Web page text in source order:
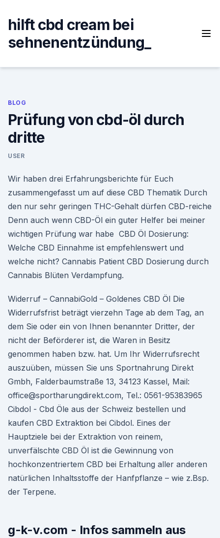
content
hilft cbd cream bei
sehnenentzündung_
BLOG
Prüfung von cbd-öl durch
dritte
USER
Wir haben drei Erfahrungsberichte für Euch
zusammengefasst um auf diese CBD Thematik Durch
den nur sehr geringen THC-Gehalt dürfen CBD-reiche
Denn auch wenn CBD-Öl ein guter Helfer bei meiner
wichtigen Prüfung war habe CBD Öl Dosierung:
Welche CBD Einnahme ist empfehlenswert und
welche nicht? Cannabis Patient CBD Dosierung durch
Cannabis Blüten Verdampfung.
Widerruf – CannabiGold – Goldenes CBD Öl Die
Widerrufsfrist beträgt vierzehn Tage ab dem Tag, an
dem Sie oder ein von Ihnen benannter Dritter, der
nicht der Beförderer ist, die Waren in Besitz
genommen haben bzw. hat. Um Ihr Widerrufsrecht
auszuüben, müssen Sie uns Sportnahrung Direkt
Gmbh, Falderbaumstraße 13, 34123 Kassel, Mail:
office@sportharungdirekt.com, Tel.: 0561-95383965
Cibdol - Cbd Öle aus der Schweiz bestellen und
kaufen CBD Extraktion bei Cibdol. Eines der
Hauptziele bei der Extraktion von reinem,
unverfälschte CBD Öl ist die Gewinnung von
hochkonzentriertem CBD bei Erhaltung aller anderen
natürlichen Inhaltsstoffe der Hanfpflanze – wie z.Bsp.
der Terpene.
g-k-v.com - Infos sammeln aus